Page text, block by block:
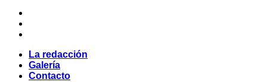
La redacción
Galería
Contacto